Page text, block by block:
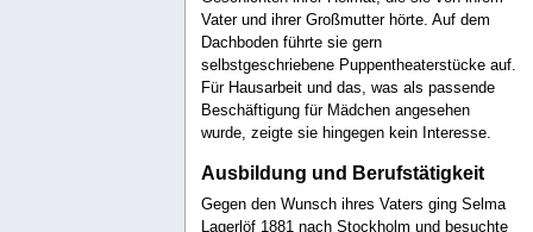
Vater und ihrer Großmutter hörte. Auf dem
Dachboden führte sie gern
selbstgeschriebene Puppentheaterstücke auf.
Für Hausarbeit und das, was als passende
Beschäftigung für Mädchen angesehen
wurde, zeigte sie hingegen kein Interesse.
Ausbildung und Berufstätigkeit
Gegen den Wunsch ihres Vaters ging Selma
Lagerlöf 1881 nach Stockholm und besuchte